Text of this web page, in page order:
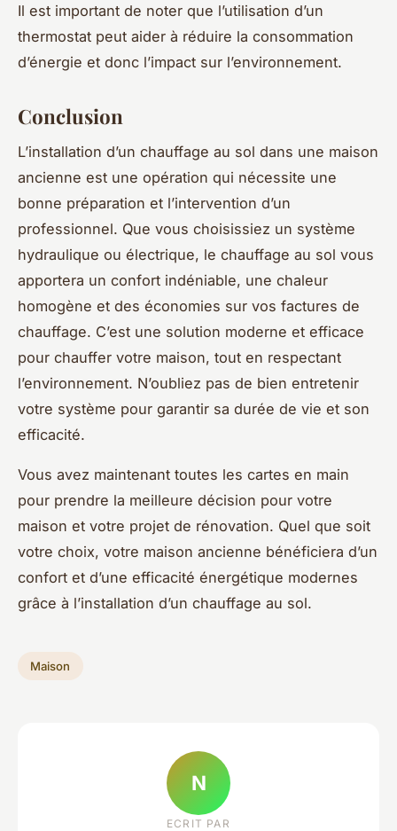
Il est important de noter que l’utilisation d’un
thermostat peut aider à réduire la consommation
d’énergie et donc l’impact sur l’environnement.
Conclusion
L’installation d’un chauffage au sol dans une maison
ancienne est une opération qui nécessite une
bonne préparation et l’intervention d’un
professionnel. Que vous choisissiez un système
hydraulique ou électrique, le chauffage au sol vous
apportera un confort indéniable, une chaleur
homogène et des économies sur vos factures de
chauffage. C’est une solution moderne et efficace
pour chauffer votre maison, tout en respectant
l’environnement. N’oubliez pas de bien entretenir
votre système pour garantir sa durée de vie et son
efficacité.
Vous avez maintenant toutes les cartes en main
pour prendre la meilleure décision pour votre
maison et votre projet de rénovation. Quel que soit
votre choix, votre maison ancienne bénéficiera d’un
confort et d’une efficacité énergétique modernes
grâce à l’installation d’un chauffage au sol.
Maison
N
ECRIT PAR